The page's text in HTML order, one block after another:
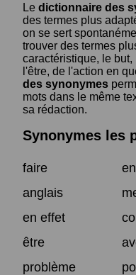
Le dictionnaire des
des termes plus
on se sert
trouver des termes
caractéristique, le
l'être, de l'action en
des synonymes
mots dans le même
sa rédaction.
Synonymes les
faire
anglais
en effet
être
problème